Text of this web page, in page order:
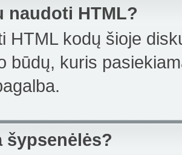
naudoti HTML?
HTML kodų šioje
būdų, kuris
šypsenėlės?